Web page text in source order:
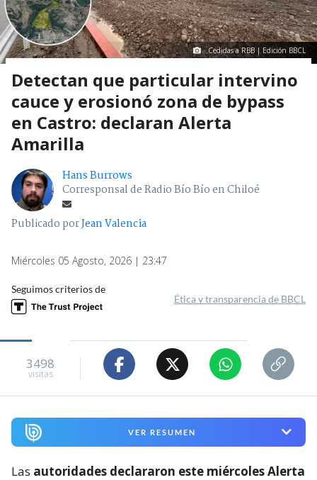
Cedidas a RBB | Edición BBCL
Detectan que particular intervino
cauce y erosionó zona de bypass
en Castro: declaran Alerta
Amarilla
Hans Burrows
Corresponsal de Radio Bío Bío en Chiloé
Publicado porJean Valencia
Miércoles 05 Agosto, 2026 | 23:47
Seguimos criterios de
Ética y transparencia de BBCL
3498
visitas
VER RESUMEN
Las autoridades declararon este miércoles Alerta